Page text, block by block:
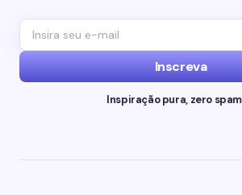
Inscreva
Inspiração pura, zero